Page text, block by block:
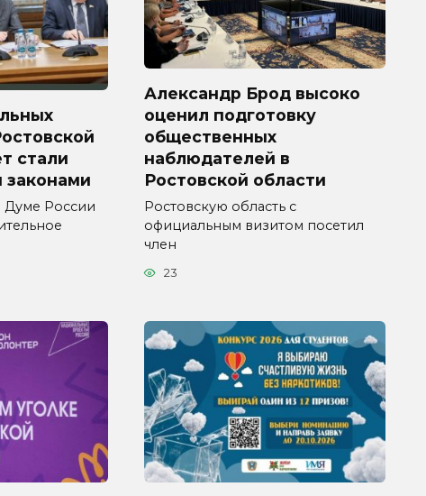
стали
Думе России
Александр Брод высоко
оценил подготовку
общественных
наблюдателей в
Ростовской области
Ростовскую область с
официальным визитом посетил
член
23